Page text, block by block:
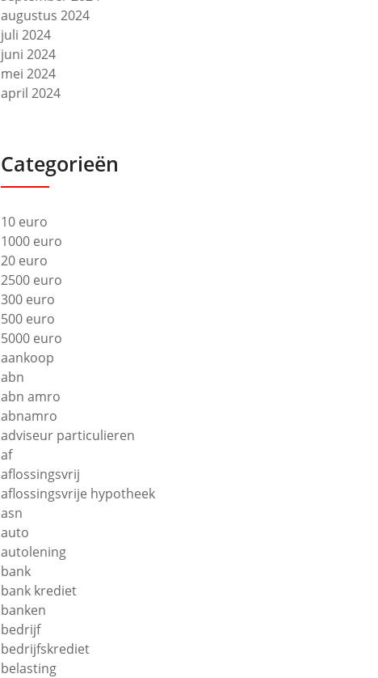
augustus 2024
juli 2024
juni 2024
mei 2024
april 2024
Categorieën
10 euro
1000 euro
20 euro
2500 euro
300 euro
500 euro
5000 euro
aankoop
abn
abn amro
abnamro
adviseur particulieren
af
aflossingsvrij
aflossingsvrije hypotheek
asn
auto
autolening
bank
bank krediet
banken
bedrijf
bedrijfskrediet
belasting